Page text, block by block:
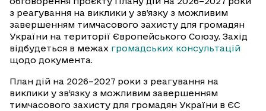
з реагування на виклики у зв’язку з можливим
завершенням тимчасового захисту для громадян
України на території Європейського Союзу. Захід
відбудеться в межах громадських консультацій
щодо документа.
План дій на 2026–2027 роки з реагування на
виклики у зв’язку з можливим завершенням
тимчасового захисту для громадян України в ЄС